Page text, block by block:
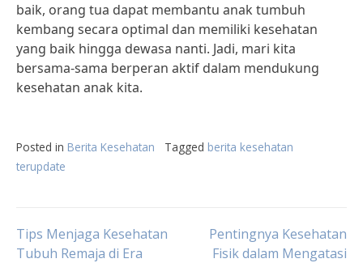
baik, orang tua dapat membantu anak tumbuh
kembang secara optimal dan memiliki kesehatan
yang baik hingga dewasa nanti. Jadi, mari kita
bersama-sama berperan aktif dalam mendukung
kesehatan anak kita.
Posted in Berita Kesehatan Tagged berita kesehatan
terupdate
Post
Tips Menjaga Kesehatan
Tubuh Remaja di Era
Pentingnya Kesehatan
Fisik dalam Mengatasi